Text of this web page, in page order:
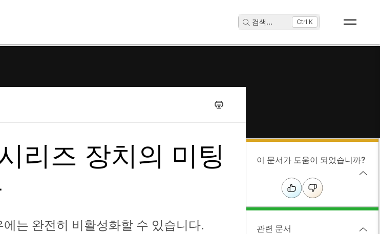
검색... Ctrl K
리즈 장치의 미팅
는 완전히 비활성화할 수 있습니다.
이 문서가 도움이 되었습니까?
관련 문서